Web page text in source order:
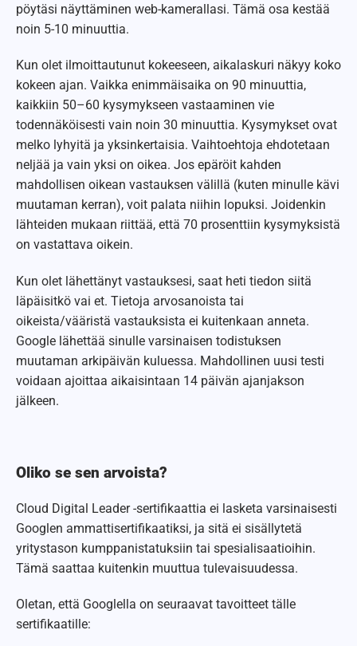
pöytäsi näyttäminen web-kamerallasi. Tämä osa kestää
noin 5-10 minuuttia.
Kun olet ilmoittautunut kokeeseen, aikalaskuri näkyy koko
kokeen ajan. Vaikka enimmäisaika on 90 minuuttia,
kaikkiin 50–60 kysymykseen vastaaminen vie
todennäköisesti vain noin 30 minuuttia. Kysymykset ovat
melko lyhyitä ja yksinkertaisia. Vaihtoehtoja ehdotetaan
neljää ja vain yksi on oikea. Jos epäröit kahden
mahdollisen oikean vastauksen välillä (kuten minulle kävi
muutaman kerran), voit palata niihin lopuksi. Joidenkin
lähteiden mukaan riittää, että 70 prosenttiin kysymyksistä
on vastattava oikein.
Kun olet lähettänyt vastauksesi, saat heti tiedon siitä
läpäisitkö vai et. Tietoja arvosanoista tai
oikeista/vääristä vastauksista ei kuitenkaan anneta.
Google lähettää sinulle varsinaisen todistuksen
muutaman arkipäivän kuluessa. Mahdollinen uusi testi
voidaan ajoittaa aikaisintaan 14 päivän ajanjakson
jälkeen.
Oliko se sen arvoista?
Cloud Digital Leader -sertifikaattia ei lasketa varsinaisesti
Googlen ammattisertifikaatiksi, ja sitä ei sisällytetä
yritystason kumppanistatuksiin tai spesialisaatioihin.
Tämä saattaa kuitenkin muuttua tulevaisuudessa.
Oletan, että Googlella on seuraavat tavoitteet tälle
sertifikaatille: